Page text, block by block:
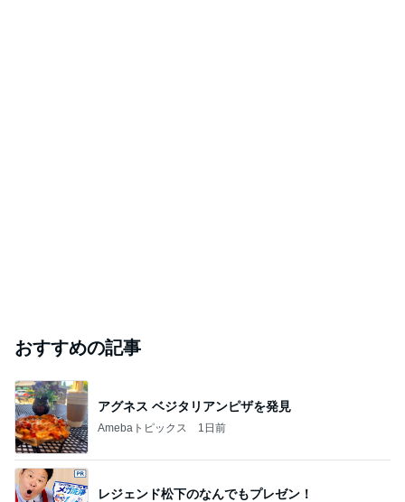
おすすめの記事
アグネス ベジタリアンピザを発見
Amebaトピックス 1日前
レジェンド松下のなんでもプレゼン！